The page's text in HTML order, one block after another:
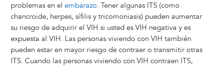
problemas en el embarazo. Tener algunas ITS (como
chancroide, herpes, sífilis y tricomoniasis) pueden aumentar
su riesgo de adquirir el VIH si usted es VIH negativa y es
expuesta al VIH. Las personas viviendo con VIH también
pueden estar en mayor riesgo de contraer o transmitir otras
ITS. Cuando las personas viviendo con VIH contraen ITS,